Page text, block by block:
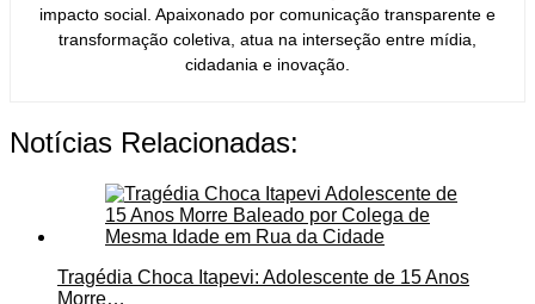
impacto social. Apaixonado por comunicação transparente e
transformação coletiva, atua na interseção entre mídia,
cidadania e inovação.
Notícias Relacionadas:
Tragédia Choca Itapevi: Adolescente de 15 Anos
Morre…